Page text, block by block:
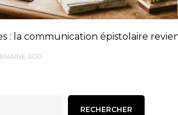
: la communication épistolaire
AGO
RECHERCHER